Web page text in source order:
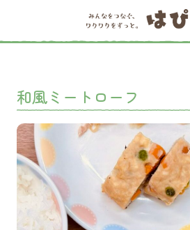
和風ミートローフ